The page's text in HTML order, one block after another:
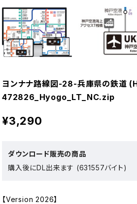
ヨンナナ路線図-28-兵庫県の鉄道
472826_Hyogo_LT_NC.zip
¥3,290
ダウンロード販売の商品
購入後にDL出来ます (631557バイト)
【Version 2026】